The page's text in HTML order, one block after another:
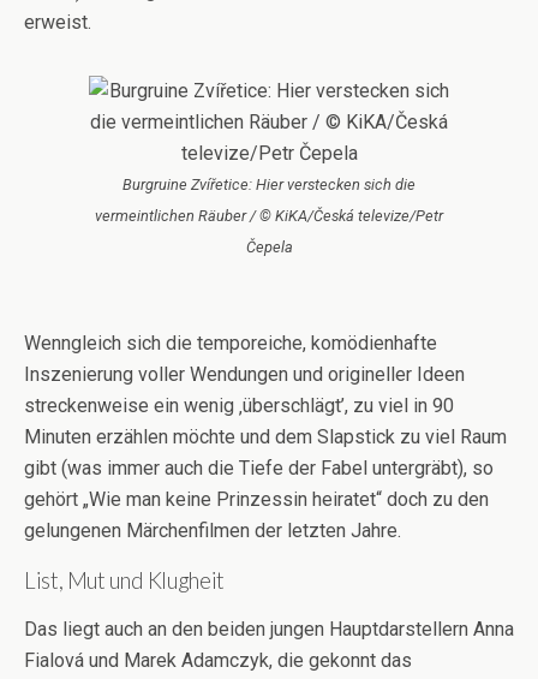
erweist.
Burgruine Zvířetice: Hier verstecken sich die
vermeintlichen Räuber / © KiKA/Česká televize/Petr
Čepela
Wenngleich sich die temporeiche, komödienhafte
Inszenierung voller Wendungen und origineller Ideen
streckenweise ein wenig ‚überschlägt’, zu viel in 90
Minuten erzählen möchte und dem Slapstick zu viel Raum
gibt (was immer auch die Tiefe der Fabel untergräbt), so
gehört „Wie man keine Prinzessin heiratet“ doch zu den
gelungenen Märchenfilmen der letzten Jahre.
List, Mut und Klugheit
Das liegt auch an den beiden jungen Hauptdarstellern Anna
Fialová und Marek Adamczyk, die gekonnt das